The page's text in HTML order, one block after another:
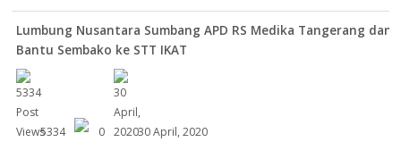
Lumbung Nusantara Sumbang APD RS Medika Tangerang dan
Bantu Sembako ke STT IKAT
5334 0 30 April, 2020